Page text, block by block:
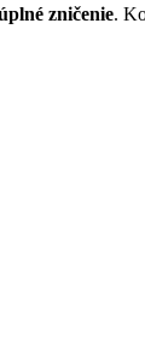
zničenie.